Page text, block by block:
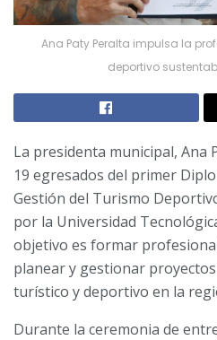
Ana Paty Peralta impulsa la
deportivo
La presidenta municipal, Ana
19 egresados del primer
Gestión del Turismo
por la Universidad
objetivo es formar
planear y gestionar
turístico y deportivo en la
Durante la ceremonia de